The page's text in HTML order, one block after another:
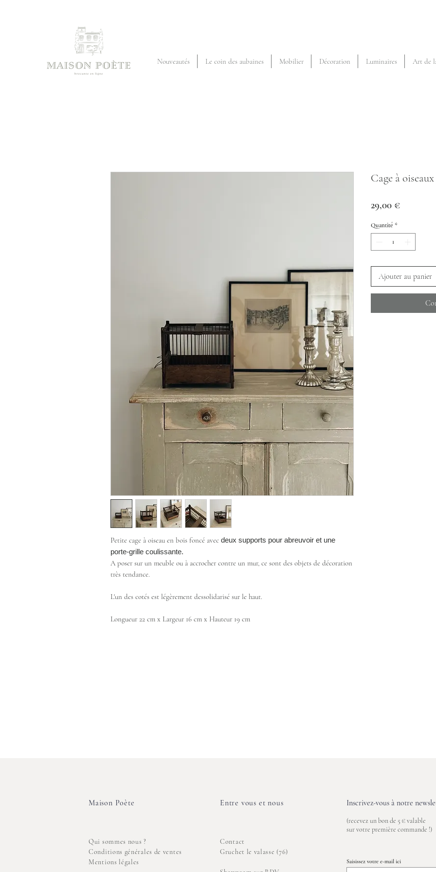
Nouveautés Le coin des aubaines Mobilier Décoration Luminaires Art de
Petite cage à oiseau en bois foncé avec deux supports pour abreuvoir et une
porte-grille coulissante.
A poser sur un meuble ou à accrocher contre un mur, ce sont des objets de décoration
très tendance.
L'un des cotés est légèrement dessolidarisé sur le haut.
Longueur 22 cm x Largeur 16 cm x Hauteur 19 cm
Cage à
29,00 €Prix
Quantité *
Ajouter au panier
Maison Poète Entre vous et nous
Qui sommes nous ?
Conditions générales de ventes
Mentions légales
Inscrivez-vous à notre
(recevez un bon de 5 € valable
sur votre première commande !)
Saisissez votre e-mail ici
Contact
Gruchet le valasse (76)